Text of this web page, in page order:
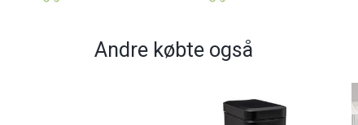
Andre købte også